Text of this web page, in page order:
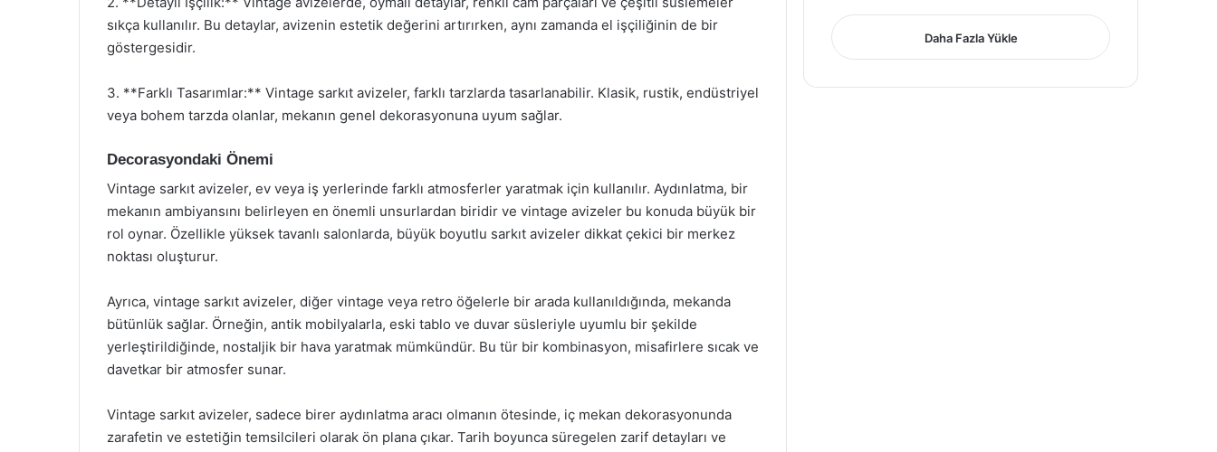
sıkça kullanılır. Bu detaylar, avizenin estetik değerini artırırken, aynı zamanda el işçiliğinin de bir
göstergesidir.
3. **Farklı Tasarımlar:** Vintage sarkıt avizeler, farklı tarzlarda tasarlanabilir. Klasik, rustik, endüstriyel
veya bohem tarzda olanlar, mekanın genel dekorasyonuna uyum sağlar.
Decorasyondaki Önemi
Vintage sarkıt avizeler, ev veya iş yerlerinde farklı atmosferler yaratmak için kullanılır. Aydınlatma, bir
mekanın ambiyansını belirleyen en önemli unsurlardan biridir ve vintage avizeler bu konuda büyük bir
rol oynar. Özellikle yüksek tavanlı salonlarda, büyük boyutlu sarkıt avizeler dikkat çekici bir merkez
noktası oluşturur.
Ayrıca, vintage sarkıt avizeler, diğer vintage veya retro öğelerle bir arada kullanıldığında, mekanda
bütünlük sağlar. Örneğin, antik mobilyalarla, eski tablo ve duvar süsleriyle uyumlu bir şekilde
yerleştirildiğinde, nostaljik bir hava yaratmak mümkündür. Bu tür bir kombinasyon, misafirlere sıcak ve
davetkar bir atmosfer sunar.
Vintage sarkıt avizeler, sadece birer aydınlatma aracı olmanın ötesinde, iç mekan dekorasyonunda
zarafetin ve estetiğin temsilcileri olarak ön plana çıkar. Tarih boyunca süregelen zarif detayları ve
Daha Fazla Yükle